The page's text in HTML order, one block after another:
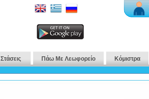
Στάσεις Πάω Με Λεωφορείο Κόμιστρα